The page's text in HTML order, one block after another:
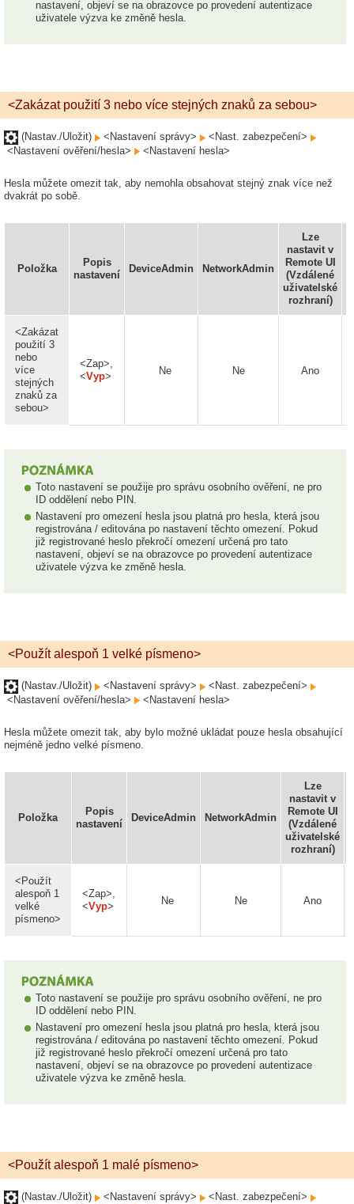
nastavení, objeví se na obrazovce po provedení autentizace
uživatele výzva ke změně hesla.
<Zakázat použití 3 nebo více stejných znaků za sebou>
(Nastav./Uložit) <Nastavení správy>
<Nast. zabezpečení>
<Nastavení ověření/hesla>
<Nastavení hesla>
Hesla můžete omezit tak, aby nemohla obsahovat stejný znak více než
dvakrát po sobě.
Položka
Popis
nastavení
DeviceAdmin NetworkAdmin
Lze
nastavit v
Remote UI
(Vzdálené
uživatelské
rozhraní)
<Zakázat
použití 3
nebo
více
stejných
znaků za
sebou>
<Zap>,
<Vyp> Ne Ne Ano
Toto nastavení se použije pro správu osobního ověření, ne pro
ID oddělení nebo PIN.
Nastavení pro omezení hesla jsou platná pro hesla, která jsou
registrována / editována po nastavení těchto omezení. Pokud
již registrované heslo překročí omezení určená pro tato
nastavení, objeví se na obrazovce po provedení autentizace
uživatele výzva ke změně hesla.
<Použít alespoň 1 velké písmeno>
(Nastav./Uložit) <Nastavení správy>
<Nast. zabezpečení>
<Nastavení ověření/hesla>
<Nastavení hesla>
Hesla můžete omezit tak, aby bylo možné ukládat pouze hesla obsahující
nejméně jedno velké písmeno.
Položka
Popis
nastavení
DeviceAdmin NetworkAdmin
Lze
nastavit v
Remote UI
(Vzdálené
uživatelské
rozhraní)
<Použít
alespoň 1
velké
písmeno>
<Zap>,
<Vyp> Ne Ne Ano
Toto nastavení se použije pro správu osobního ověření, ne pro
ID oddělení nebo PIN.
Nastavení pro omezení hesla jsou platná pro hesla, která jsou
registrována / editována po nastavení těchto omezení. Pokud
již registrované heslo překročí omezení určená pro tato
nastavení, objeví se na obrazovce po provedení autentizace
uživatele výzva ke změně hesla.
<Použít alespoň 1 malé písmeno>
(Nastav./Uložit) <Nastavení správy>
<Nast. zabezpečení>